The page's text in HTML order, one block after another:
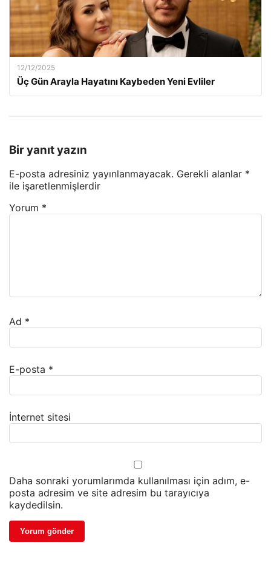
12/12/2025
Üç Gün Arayla Hayatını Kaybeden Yeni Evliler
Bir yanıt yazın
E-posta adresiniz yayınlanmayacak. Gerekli alanlar *
ile işaretlenmişlerdir
Yorum *
Ad *
E-posta *
İnternet sitesi
Daha sonraki yorumlarımda kullanılması için adım, e-
posta adresim ve site adresim bu tarayıcıya
kaydedilsin.